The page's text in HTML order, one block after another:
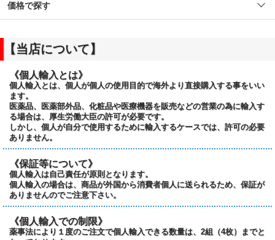
価格で探す
【当店について】
《個人輸入とは》
個人輸入とは、個人が個人の使用目的で海外より直接購入する事をいい
ます。
医薬品、医薬部外品、化粧品や医療機器を販売などの営業の為に輸入す
る場合は、厚生労働大臣の許可が必要です。
しかし、個人が自分で使用するために輸入するケースでは、許可の必要
ありません。
《保証等について》
個人輸入は自己責任が原則となります。
個人輸入の場合は、商品が外国から消費者個人に送られるため、保証が
ありませんのでご注意下さい。
《個人輸入での制限》
薬事法により１度のご注文で個人輸入できる数量は、2組（4枚）までと